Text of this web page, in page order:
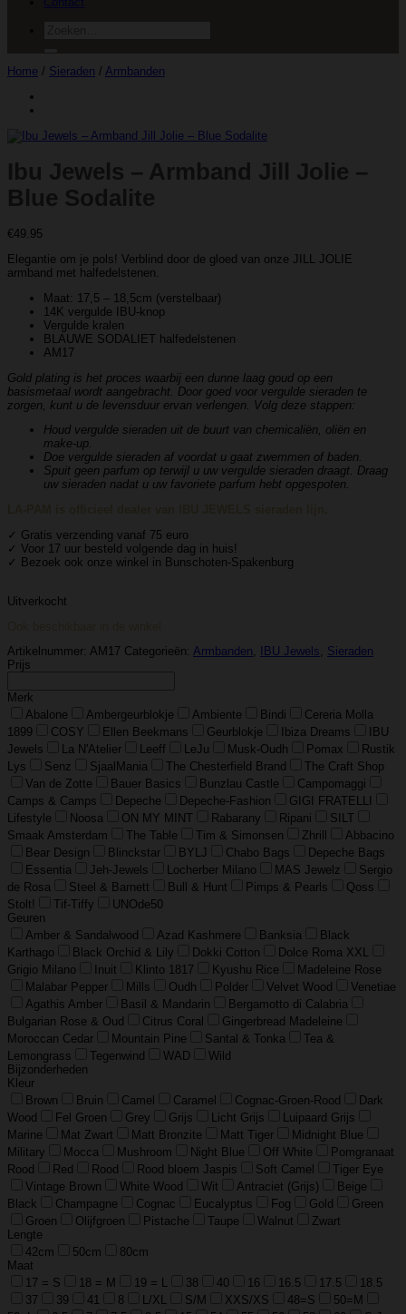
Home / Sieraden / Armbanden
Ibu Jewels – Armband Jill Jolie –
Blue Sodalite
€49.95
Elegantie om je pols! Verblind door de gloed van onze JILL JOLIE
armband met halfedelstenen.
Maat: 17,5 – 18,5cm (verstelbaar)
14K vergulde IBU-knop
Vergulde kralen
BLAUWE SODALIET halfedelstenen
AM17
Gold plating is het proces waarbij een dunne laag goud op een
basismetaal wordt aangebracht. Door goed voor vergulde sieraden te
zorgen, kunt u de levensduur ervan verlengen. Volg deze stappen:
Houd vergulde sieraden uit de buurt van chemicaliën, oliën en
make-up.
Doe vergulde sieraden af ​​voordat u gaat zwemmen of baden.
Spuit geen parfum op terwijl u uw vergulde sieraden draagt. Draag
uw sieraden nadat u uw favoriete parfum hebt opgespoten.
✓ Gratis verzending vanaf 75 euro
✓ Voor 17 uur besteld volgende dag in huis!
✓ Bezoek ook onze winkel in Bunschoten-Spakenburg
Uitverkocht
Artikelnummer: AM17 Categorieën: Armbanden, IBU Jewels, Sieraden
Prijs
Merk
Abalone
Ambergeurblokje Ambiente Bindi
Cereria Molla
1899
COSY Ellen Beekmans Geurblokje Ibiza Dreams
IBU
Jewels
La N'Atelier Leeff LeJu Musk-Oudh Pomax
Rustik
Lys
Senz SjaalMania The Chesterfield Brand
The Craft Shop
Van de Zotte
Bauer Basics Bunzlau Castle
Campomaggi
Camps & Camps
Depeche Depeche-Fashion
GIGI FRATELLI
Lifestyle
Noosa ON MY MINT Rabarany Ripani
SILT
Smaak Amsterdam
The Table Tim & Simonsen Zhrill
Abbacino
Bear Design
Blinckstar BYLJ Chabo Bags
Depeche Bags
Essentia
Jeh-Jewels Locherber Milano MAS Jewelz
Sergio
de Rosa
Steel & Barnett Bull & Hunt Pimps & Pearls
Qoss
Stolt!
Tif-Tiffy
UNOde50
Geuren
Amber & Sandalwood
Azad Kashmere Banksia
Black
Karthago
Black Orchid & Lily Dokki Cotton
Dolce Roma XXL
Grigio Milano
Inuit Klinto 1817 Kyushu Rice
Madeleine Rose
Malabar Pepper
Mills Oudh Polder Velvet Wood
Venetiae
Agathis Amber
Basil & Mandarin
Bergamotto di Calabria
Bulgarian Rose & Oud
Citrus Coral
Gingerbread Madeleine
Moroccan Cedar
Mountain Pine Santal & Tonka
Tea &
Lemongrass
Tegenwind WAD
Wild
Bijzonderheden
Kleur
Brown
Bruin Camel Caramel Cognac-Groen-Rood
Dark
Wood
Fel Groen Grey Grijs Licht Grijs
Luipaard Grijs
Marine
Mat Zwart Matt Bronzite Matt Tiger
Midnight Blue
Military
Mocca Mushroom Night Blue Off White
Pomgranaat
Rood
Red Rood Rood bloem Jaspis Soft Camel
Tiger Eye
Vintage Brown
White Wood Wit Antraciet (Grijs)
Beige
Black
Champagne Cognac Eucalyptus Fog Gold
Green
Groen
Olijfgroen Pistache Taupe Walnut
Zwart
Lengte
42cm
50cm
80cm
Maat
17 = S
18 = M 19 = L 38 40 16 16.5 17.5
18.5
37
39 41 8 L/XL S/M XXS/XS 48=S
50=M